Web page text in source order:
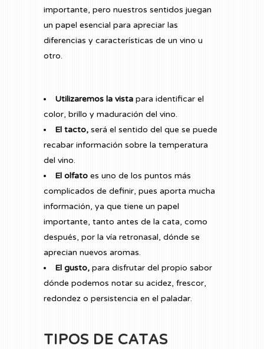
importante, pero nuestros sentidos juegan
un papel esencial para apreciar las
diferencias y características de un vino u
otro.
Utilizaremos la vista para identificar el
color, brillo y maduración del vino.
El tacto, será el sentido del que se puede
recabar información sobre la temperatura
del vino.
El olfato es uno de los puntos más
complicados de definir, pues aporta mucha
información, ya que tiene un papel
importante, tanto antes de la cata, como
después, por la vía retronasal, dónde se
aprecian nuevos aromas.
El gusto, para disfrutar del propio sabor
dónde podemos notar su acidez, frescor,
redondez o persistencia en el paladar.
TIPOS DE CATAS